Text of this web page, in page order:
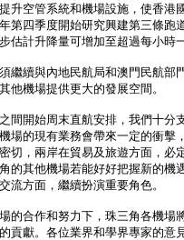
升空管系統和機場設施，使香港
第四季度開始研究興建第三條跑
估計升降量可增加至超過每小時
續與內地民航局和澳門民航部
他機場提供更大的發展空間。
開始周末直航安排，我們十分
場的現有業務會帶來一定的衝擊
切，兩岸在貿易及旅遊方面，必
的其他機場若能好好把握新的機
流方面，繼續扮演重要角色。
合作和努力下，珠三角各機場
貢獻。各位業界和學界專家的意